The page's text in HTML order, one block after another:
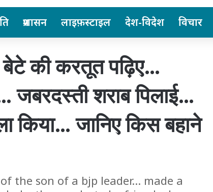
प्रशासन लाइफ़स्टाइल देश-विदेश विचार
बेटे की करतूत पढ़िए…
जबरदस्ती शराब पिलाई…
किया… जानिए किस बहाने
the son of a bjp leader... made a